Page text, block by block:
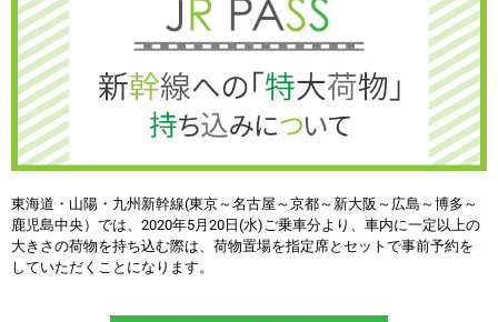
東海道・山陽・九州新幹線(東京～名古屋～京都～新大阪～広島～博多～
鹿児島中央）では、2020年5月20日(水)ご乗車分より、車内に一定以上の
大きさの荷物を持ち込む際は、荷物置場を指定席とセットで事前予約を
していただくことになります。